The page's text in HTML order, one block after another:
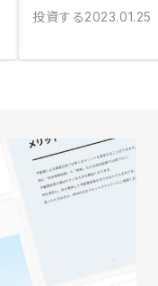
投資する2023.01.25